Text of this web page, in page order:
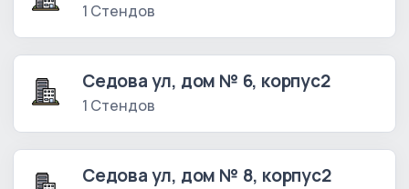
1 Стендов
Седова ул, дом № 6, корпус2
1 Стендов
Седова ул, дом № 8, корпус2